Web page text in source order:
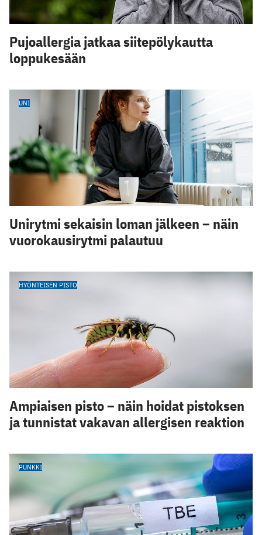
Pujoallergia jatkaa siitepölykautta
loppukesään
UNI
Unirytmi sekaisin loman jälkeen – näin
vuorokausirytmi palautuu
HYÖNTEISEN PISTO
Ampiaisen pisto – näin hoidat pistoksen
ja tunnistat vakavan allergisen reaktion
PUNKKI